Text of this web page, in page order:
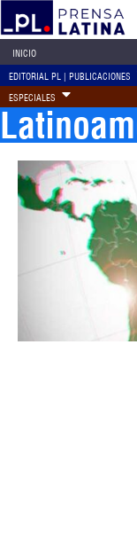
INICIO
EDITORIAL PL | PUBLICACIONES
ESPECIALES